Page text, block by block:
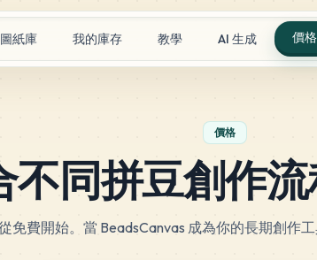
圖紙庫 我的庫存 教學 AI 生成 價格
價格
不同拼豆創作流
免費開始。當 BeadsCanvas 成為你的長期創作工